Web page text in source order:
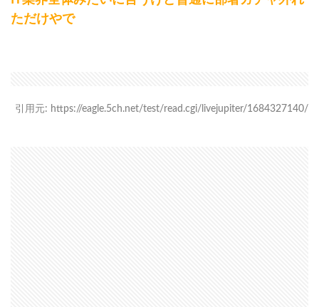
ただけやで
引用元: https://eagle.5ch.net/test/read.cgi/livejupiter/1684327140/